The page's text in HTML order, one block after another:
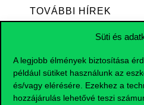
Süti és
A legjobb élmények biztosítása
például sütiket használunk az
és/vagy elérésére. Ezekhez a
hozzájárulás lehetővé teszi
TOVÁBBI HÍREK